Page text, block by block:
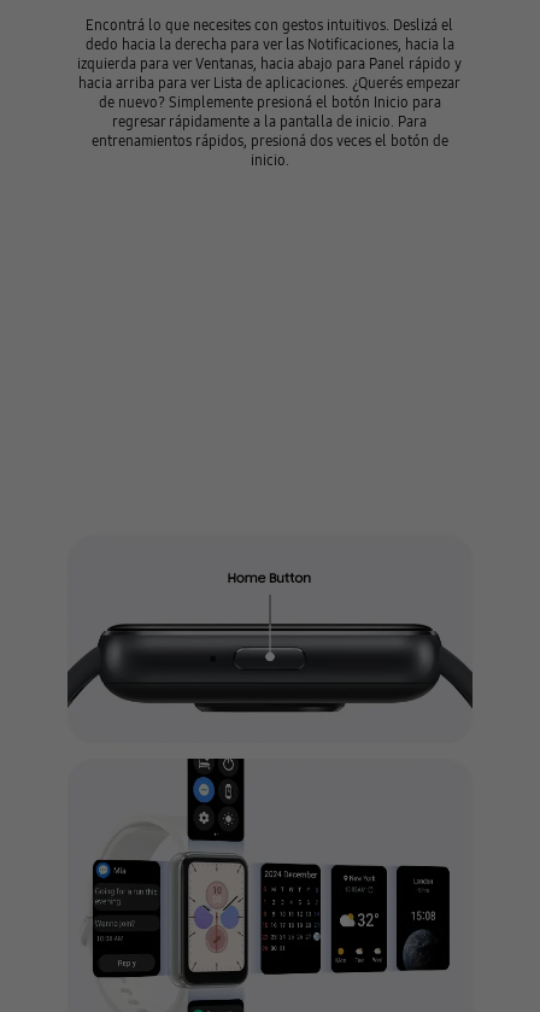
Encontrá lo que necesites con gestos intuitivos. Deslizá el
dedo hacia la derecha para ver las Notificaciones, hacia la
izquierda para ver Ventanas, hacia abajo para Panel rápido y
hacia arriba para ver Lista de aplicaciones. ¿Querés empezar
de nuevo? Simplemente presioná el botón Inicio para
regresar rápidamente a la pantalla de inicio. Para
entrenamientos rápidos, presioná dos veces el botón de
inicio.